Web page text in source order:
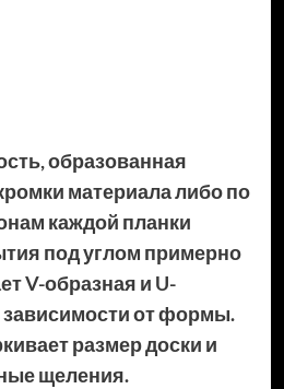
образованная
материала либо по
каждой планки
под углом примерно
V-образная и U-
зависимости от формы.
размер доски и
щеления.